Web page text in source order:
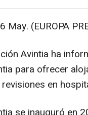
May. (EUROPA
Avintia ha
para ofrecer
en